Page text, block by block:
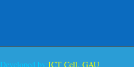
Developed by:ICT Cell, GAU